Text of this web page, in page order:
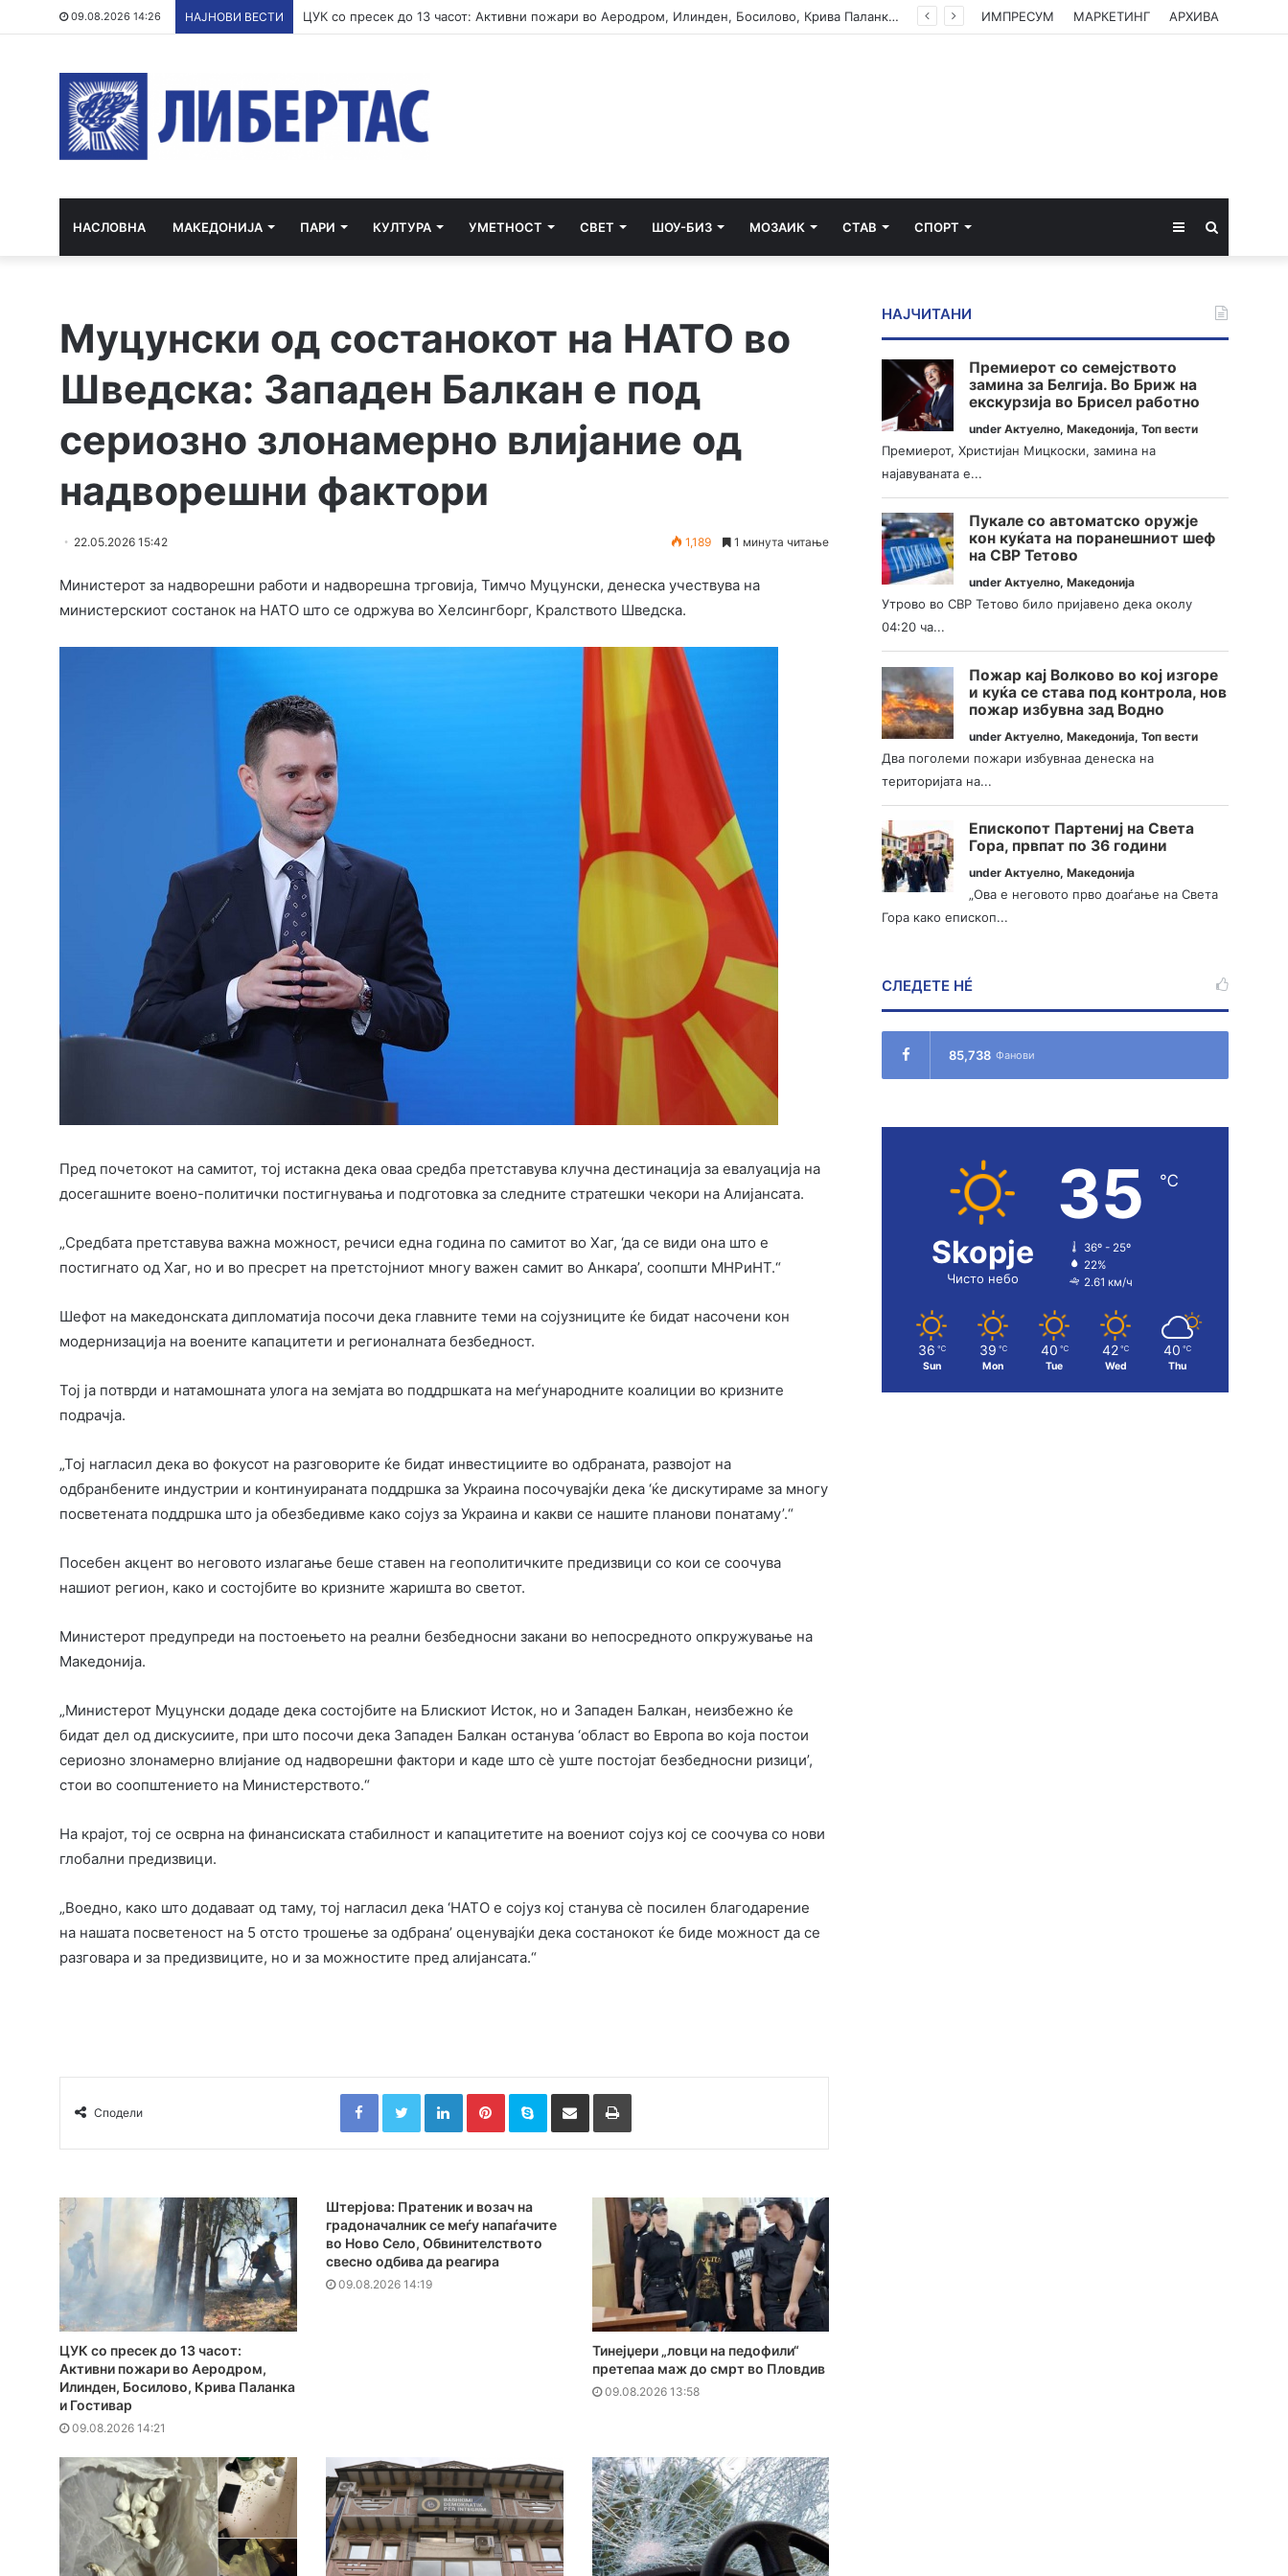
09.08.2026 14:26 НАЈНОВИ ВЕСТИ ЦУК со пресек до 13 часот: Активни пожари во Аеродром, Илинден, Босилово, Крива Паланка и Гостивар ИМПРЕСУМ МАРКЕТИНГ АРХИВА
НАСЛОВНА МАКЕДОНИЈА ПАРИ КУЛТУРА УМЕТНОСТ СВЕТ ШОУ-БИЗ МОЗАИК СТАВ СПОРТ Sidebar
Муцунски од состанокот на НАТО во
Шведска: Западен Балкан е под
сериозно злонамерно влијание од
надворешни фактори
22.05.2026 15:42 1,189 1 минута читање
Министерот за надворешни работи и надворешна трговија, Тимчо Муцунски, денеска учествува на
министерскиот состанок на НАТО што се одржува во Хелсингборг, Кралството Шведска.
Пред почетокот на самитот, тој истакна дека оваа средба претставува клучна дестинација за евалуација на
досегашните воено-политички постигнувања и подготовка за следните стратешки чекори на Алијансата.
„Средбата претставува важна можност, речиси една година по самитот во Хаг, ‘да се види она што е
постигнато од Хаг, но и во пресрет на претстојниот многу важен самит во Анкара’, соопшти МНРиНТ.“
Шефот на македонската дипломатија посочи дека главните теми на сојузниците ќе бидат насочени кон
модернизација на воените капацитети и регионалната безбедност.
Тој ја потврди и натамошната улога на земјата во поддршката на меѓународните коалиции во кризните
подрачја.
„Тој нагласил дека во фокусот на разговорите ќе бидат инвестициите во одбраната, развојот на
одбранбените индустрии и континуираната поддршка за Украина посочувајќи дека ‘ќе дискутираме за многу
посветената поддршка што ја обезбедивме како сојуз за Украина и какви се нашите планови понатаму’.“
Посебен акцент во неговото излагање беше ставен на геополитичките предизвици со кои се соочува
нашиот регион, како и состојбите во кризните жаришта во светот.
Министерот предупреди на постоењето на реални безбедносни закани во непосредното опкружување на
Македонија.
„Министерот Муцунски додаде дека состојбите на Блискиот Исток, но и Западен Балкан, неизбежно ќе
бидат дел од дискусиите, при што посочи дека Западен Балкан останува ‘област во Европа во која постои
сериозно злонамерно влијание од надворешни фактори и каде што сè уште постојат безбедносни ризици’,
стои во соопштението на Министерството.“
На крајот, тој се осврна на финансиската стабилност и капацитетите на воениот сојуз кој се соочува со нови
глобални предизвици.
„Воедно, како што додаваат од таму, тој нагласил дека ‘НАТО е сојуз кој станува сè посилен благодарение
на нашата посветеност на 5 отсто трошење за одбрана’ оценувајќи дека состанокот ќе биде можност да се
разговара и за предизвиците, но и за можностите пред алијансата.“
Сподели
FacebookTwitterLinkedInPinterestSkype Сподели преку Е-маил Испринтај
ЦУК со пресек до 13 часот:
Активни пожари во Аеродром,
Илинден, Босилово, Крива Паланка
и Гостивар
09.08.2026 14:21
Штерјова: Пратеник и возач на
градоначалник се меѓу напаѓачите
во Ново Село, Обвинителството
свесно одбива да реагира
09.08.2026 14:19
Тинејџери „ловци на педофили“
претепаа маж до смрт во Пловдив
09.08.2026 13:58
НАЈЧИТАНИ
Премиерот со семејството
замина за Белгија. Во Бриж на
екскурзија во Брисел работно
underАктуелно,Македонија,Топ вести
Премиерот, Христијан Мицкоски, замина на
најавуваната е...
Пукале со автоматско оружје
кон куќата на поранешниот шеф
на СВР Тетово
underАктуелно,Македонија
Утрово во СВР Тетово било пријавено дека околу
04:20 ча...
Пожар кај Волково во кој изгоре
и куќа се става под контрола, нов
пожар избувна зад Водно
underАктуелно,Македонија,Топ вести
Два поголеми пожари избувнаа денеска на
територијата на...
Епископот Партениј на Света
Гора, првпат по 36 години
underАктуелно,Македонија
„Ова е неговото прво доаѓање на Света
Гора како епископ...
СЛЕДЕТЕ НÉ
85,738 Фанови
Skopje
Чисто небо
35 ℃
36º - 25º
22%
2.61 км/ч
36 ℃
Sun
39 ℃
Mon
40 ℃
Tue
42 ℃
Wed
40 ℃
Thu